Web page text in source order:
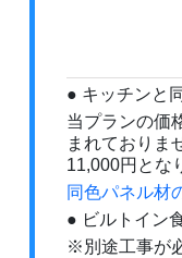
● キッチンと
当プランの価
まれておりま
11,000円とな
同色パネル材
● ビルトイン
※別途工事が